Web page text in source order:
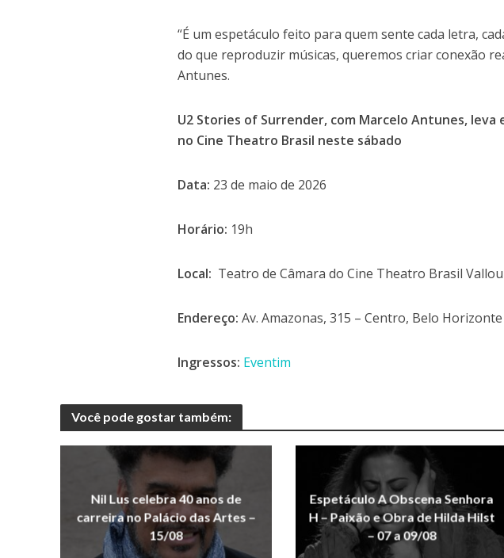
“É um espetáculo feito para quem sente cada letra,
do que reproduzir músicas, queremos criar conexão
Antunes.
U2 Stories of Surrender, com Marcelo Antunes,
no Cine Theatro Brasil neste sábado
Data: 23 de maio de 2026
Horário: 19h
Local: Teatro de Câmara do Cine Theatro Brasil
Endereço: Av. Amazonas, 315 – Centro, Belo Horizonte
Ingressos: Eventim
Você pode gostar também:
Nil Lus celebra 40 anos de
carreira no Palácio das Artes –
15/08
Espetáculo A Obscena Senhora
H – Paixão e Obra de Hilda Hilst
– 07 a 09/08